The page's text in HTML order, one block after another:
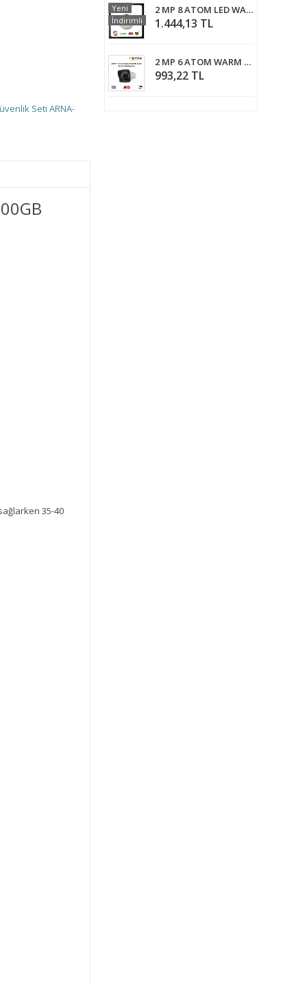
Seti ARNA-
35-40
2 MP 8 ATOM LED WARM LED RENKLİ DOME KAMERA ARNA-2228
1.444,13 TL
Yeni
İndirimli
2 MP 6 ATOM WARM LED 1080P FULL HD Ahd Güvenlik Kamerası ARNA-2326
993,22 TL